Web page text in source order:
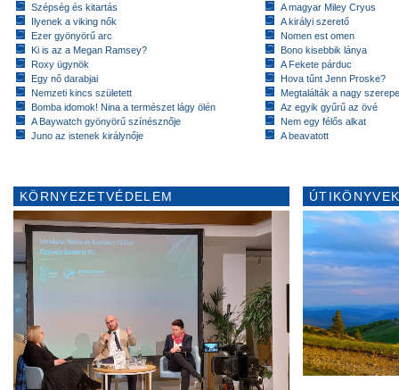
Szépség és kitartás
Ilyenek a viking nők
Ezer gyönyörű arc
Ki is az a Megan Ramsey?
Roxy ügynök
Egy nő darabjai
Nemzeti kincs született
Bomba idomok! Nina a természet lágy ölén
A Baywatch gyönyörű színésznője
Juno az istenek királynője
A magyar Miley Cryus
A királyi szerető
Nomen est omen
Bono kisebbik lánya
A Fekete párduc
Hova tűnt Jenn Proske?
Megtalálták a nagy
Az egyik gyűrű az övé
Nem egy félős alkat
A beavatott
KÖRNYEZETVÉDELEM